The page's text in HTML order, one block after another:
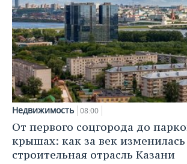
Недвижимость 08:00
От первого соцгорода до
крышах: как за век изменилась
строительная отрасль Казани